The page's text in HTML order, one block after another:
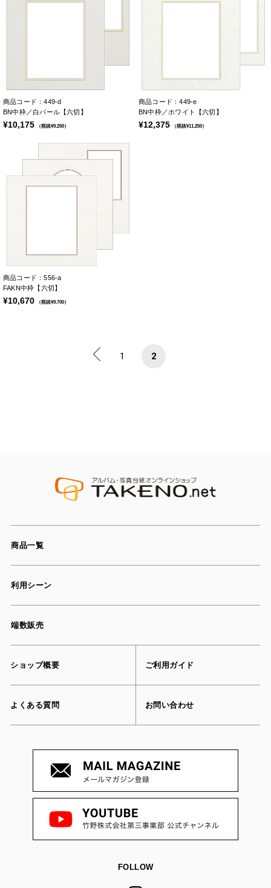
商品コード：449-d
BN中枠／白パール【六切】
¥10,175 （税抜¥9,250）
商品コード：449-e
BN中枠／ホワイト【六切】
¥12,375 （税抜¥11,250）
商品コード：556-a
FAKN中枠【六切】
¥10,670 （税抜¥9,700）
1 2
商品一覧
利用シーン
端数販売
ショップ概要 ご利用ガイド
よくある質問 お問い合わせ
FOLLOW